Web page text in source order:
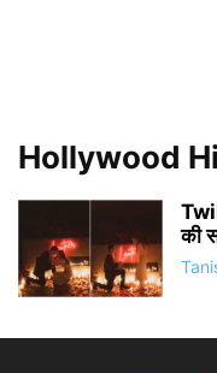
Hollywood
की